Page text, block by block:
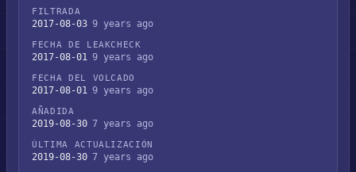
FILTRADA
2017-08-03 9 years ago
FECHA DE LEAKCHECK
2017-08-01 9 years ago
FECHA DEL VOLCADO
2017-08-01 9 years ago
AÑADIDA
2019-08-30 7 years ago
ÚLTIMA ACTUALIZACIÓN
2019-08-30 7 years ago